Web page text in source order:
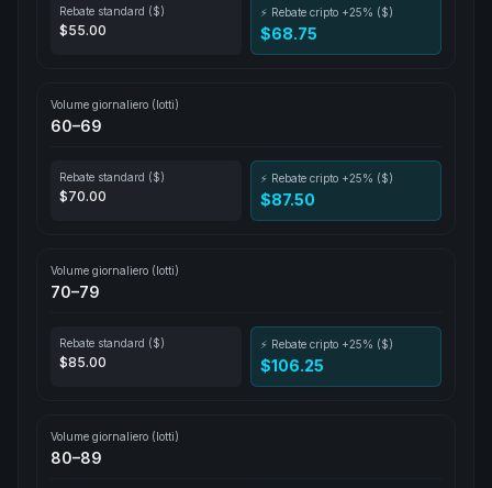
Rebate standard ($)
$55.00
⚡ Rebate cripto +25% ($)
$68.75
Volume giornaliero (lotti)
60–69
Rebate standard ($)
$70.00
⚡ Rebate cripto +25% ($)
$87.50
Volume giornaliero (lotti)
70–79
Rebate standard ($)
$85.00
⚡ Rebate cripto +25% ($)
$106.25
Volume giornaliero (lotti)
80–89